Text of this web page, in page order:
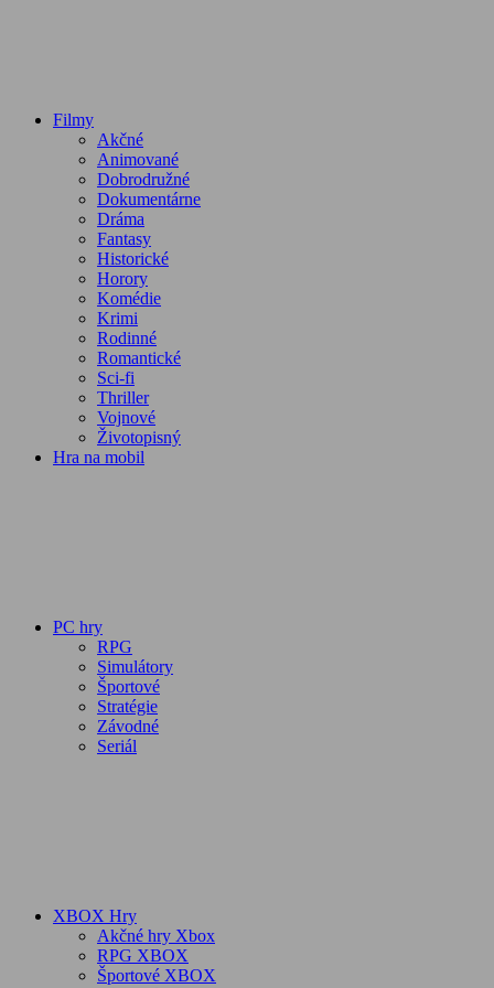
Filmy
Akčné
Animované
Dobrodružné
Dokumentárne
Dráma
Fantasy
Historické
Horory
Komédie
Krimi
Rodinné
Romantické
Sci-fi
Thriller
Vojnové
Životopisný
Hra na mobil
PC hry
RPG
Simulátory
Športové
Stratégie
Závodné
Seriál
XBOX Hry
Akčné hry Xbox
RPG XBOX
Športové XBOX